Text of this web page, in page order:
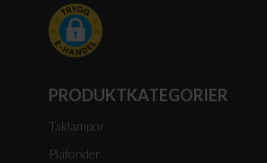
PRODUKTKATEGORIER
Taklampor
Plafonder